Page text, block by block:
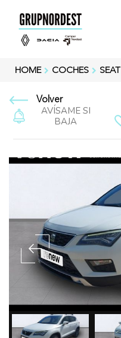
HOME COCHES SEAT
Volver
AVÍSAME SI
BAJA